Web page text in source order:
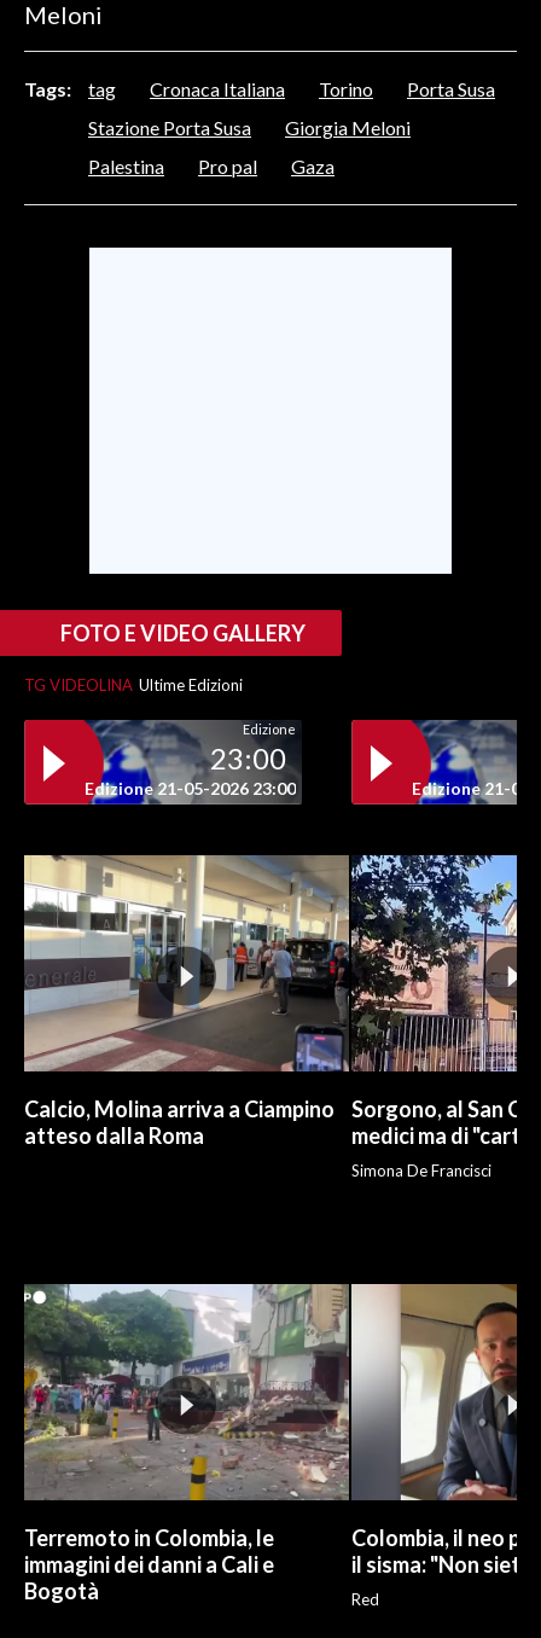
VOLLEY
TENNIS
ALTRI SPORT
SPETTACOLI
#CARAUNIONE
INSULARITÀ
INFO AZIENDE
ANNUNCI
NECROLOGI
PUBBLICITÀ
SPIAGGE
STORE
Meloni
Tags: tag Cronaca Italiana Torino
Porta Susa
Stazione Porta Susa
Giorgia Meloni
Palestina
Pro pal Gaza
FOTO E VIDEO GALLERY
TG VIDEOLINA Ultime Edizioni
Edizione
23:00
Edizione 21-05-2026 23:00 Edizione 21-05-
Calcio, Molina arriva a Ciampino
atteso dalla Roma
Sorgono, al San
medici ma di
Simona De Francisci
Terremoto in Colombia, le
immagini dei danni a Cali e
Bogotà
Colombia, il neo
il sisma: "Non siete
Red